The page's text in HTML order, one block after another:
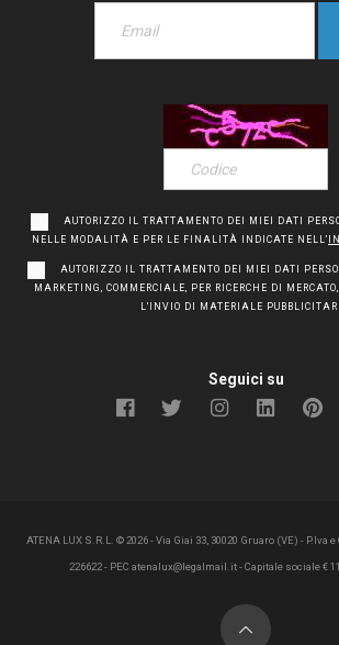
AUTORIZZO IL TRATTAMENTO DEI MIEI DATI
NELLE MODALITÀ E PER LE FINALITÀ INDICATE NELL’
AUTORIZZO IL TRATTAMENTO DEI MIEI DATI
MARKETING, COMMERCIALE, PER RICERCHE DI
L'INVIO DI MATERIALE
Seguici su
ATENA LUX S.R.L. ©2026- Via Giai 33, 30020 Gruaro (VE) - P.Iva e
226622 - PEC atenalux@legalmail.it - Capitale sociale €